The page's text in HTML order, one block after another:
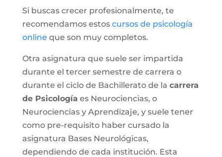
Si buscas crecer profesionalmente, te
recomendamos estos cursos de psicología
online que son muy completos.
Otra asignatura que suele ser impartida
durante el tercer semestre de carrera o
durante el ciclo de Bachillerato de la carrera
de Psicología es Neurociencias, o
Neurociencias y Aprendizaje, y suele tener
como pre-requisito haber cursado la
asignatura Bases Neurológicas,
dependiendo de cada institución. Esta